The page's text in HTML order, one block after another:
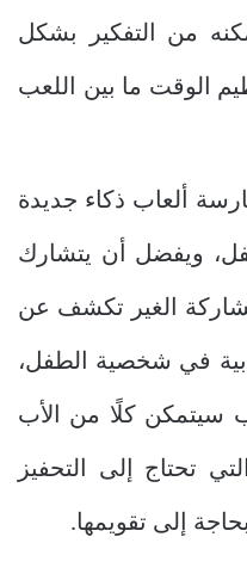
من التفكير بشكل
الوقت ما بين اللعب
ألعاب ذكاء جديدة
ويفضل أن يتشارك
الغير تكشف عن
في شخصية الطفل،
سيتمكن كلًا من الأب
تحتاج إلى التحفيز
إلى تقويمها.